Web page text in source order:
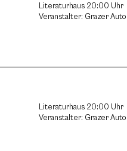
Literaturhaus 20:00 Uhr
Veranstalter: Grazer
Literaturhaus 20:00 Uhr
Veranstalter: Grazer